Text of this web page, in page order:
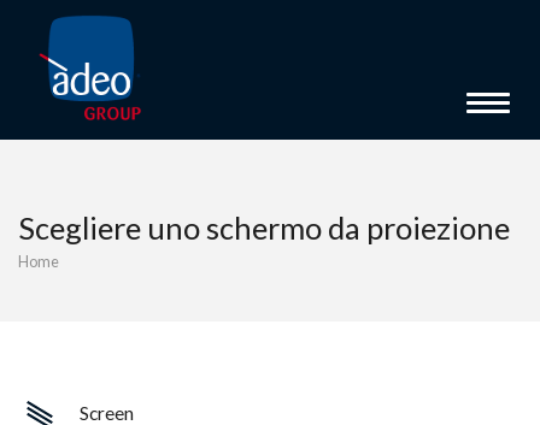
Toggle
Scegliere uno schermo da proiezione
Home
Screen